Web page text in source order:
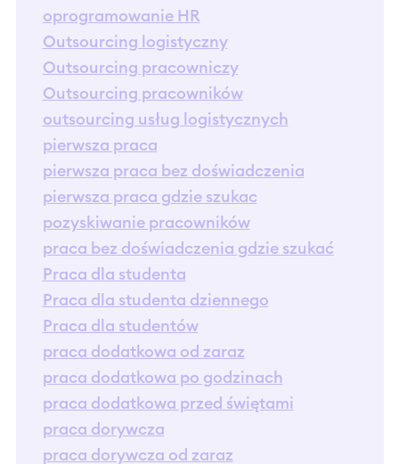
oprogramowanie HR
Outsourcing logistyczny
Outsourcing pracowniczy
Outsourcing pracowników
outsourcing usług logistycznych
pierwsza praca
pierwsza praca bez doświadczenia
pierwsza praca gdzie szukac
pozyskiwanie pracowników
praca bez doświadczenia gdzie szukać
Praca dla studenta
Praca dla studenta dziennego
Praca dla studentów
praca dodatkowa od zaraz
praca dodatkowa po godzinach
praca dodatkowa przed świętami
praca dorywcza
praca dorywcza od zaraz